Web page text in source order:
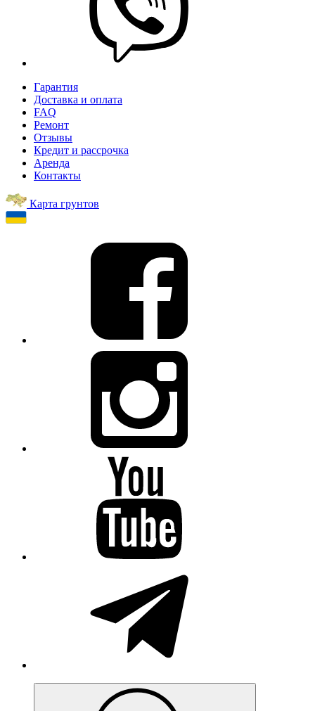
Гарантия
Доставка и оплата
FAQ
Ремонт
Отзывы
Кредит и рассрочка
Аренда
Контакты
Карта грунтов